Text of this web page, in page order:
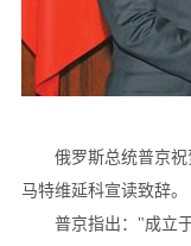
俄罗斯总统普京祝
马特维延科宣读致辞。
普京指出："成立于